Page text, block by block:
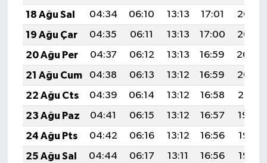
18 Ağu Sal
04:34 06:10 13:13 17:01
20:07
19 Ağu Çar
04:35 06:11 13:13 17:00
20:05
20 Ağu Per
04:37 06:12 13:13 16:59
20:04
21 Ağu Cum
04:38 06:13 13:12 16:59
20:02
22 Ağu Cts
04:39 06:14 13:12 16:58
20:01
23 Ağu Paz
04:41 06:15 13:12 16:57
19:59
24 Ağu Pts
04:42 06:16 13:12 16:56
19:58
25 Ağu Sal
04:44 06:17 13:11 16:56 19:56